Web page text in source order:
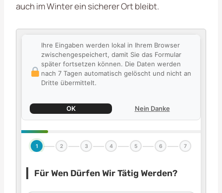
auch im Winter ein sicherer Ort bleibt.
Ihre Eingaben werden lokal in Ihrem Browser
zwischengespeichert, damit Sie das Formular
später fortsetzen können. Die Daten werden
nach 7 Tagen automatisch gelöscht und nicht an
Dritte übermittelt.
OK Nein Danke
1 2 3 4 5 6 7
Für Wen Dürfen Wir Tätig Werden?